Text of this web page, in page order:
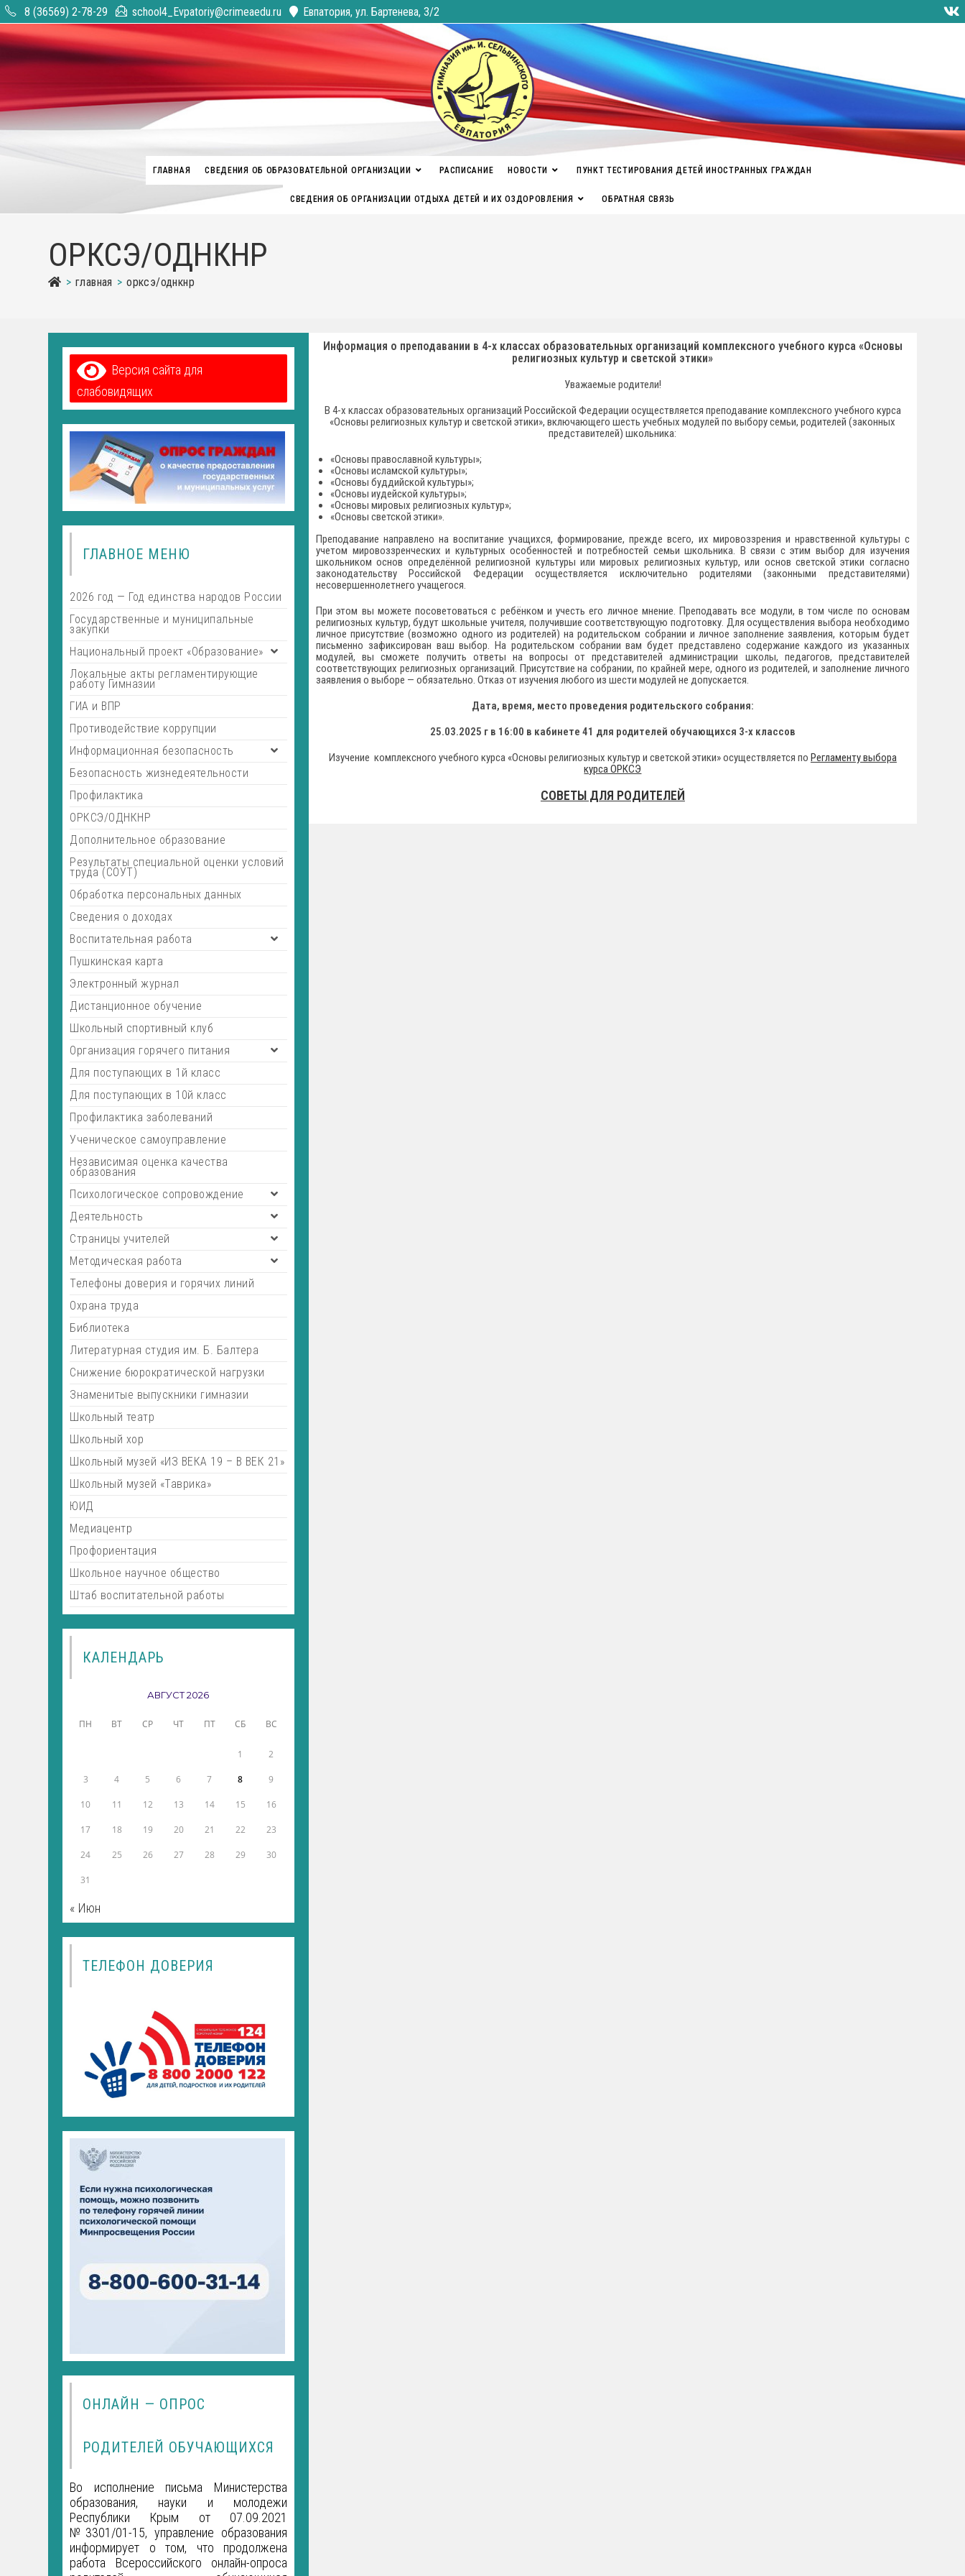
Перейти
содержимому
8 (36569) 2-78-29 school4_Evpatoriy@crimeaedu.ru Евпатория, ул. Бартенева, 3/2
ГЛАВНАЯ СВЕДЕНИЯ ОБ ОБРАЗОВАТЕЛЬНОЙ ОРГАНИЗАЦИИ РАСПИСАНИЕ НОВОСТИ ПУНКТ ТЕСТИРОВАНИЯ ДЕТЕЙ ИНОСТРАННЫХ ГРАЖДАН
СВЕДЕНИЯ ОБ ОРГАНИЗАЦИИ ОТДЫХА ДЕТЕЙ И ИХ ОЗДОРОВЛЕНИЯ ОБРАТНАЯ СВЯЗЬ
ОРКСЭ/ОДНКНР
> главная > орксэ/однкнр
Версия сайта для
слабовидящих
ГЛАВНОЕ МЕНЮ
2026 год — Год единства народов России
Государственные и муниципальные
закупки
Национальный проект «Образование»
Локальные акты регламентирующие
работу Гимназии
ГИА и ВПР
Противодействие коррупции
Информационная безопасность
Безопасность жизнедеятельности
Профилактика
ОРКСЭ/ОДНКНР
Дополнительное образование
Результаты специальной оценки условий
труда (СОУТ)
Обработка персональных данных
Сведения о доходах
Воспитательная работа
Пушкинская карта
Электронный журнал
Дистанционное обучение
Школьный спортивный клуб
Организация горячего питания
Для поступающих в 1й класс
Для поступающих в 10й класс
Профилактика заболеваний
Ученическое самоуправление
Независимая оценка качества
образования
Психологическое сопровождение
Деятельность
Страницы учителей
Методическая работа
Телефоны доверия и горячих линий
Охрана труда
Библиотека
Литературная студия им. Б. Балтера
Снижение бюрократической нагрузки
Знаменитые выпускники гимназии
Школьный театр
Школьный хор
Школьный музей «ИЗ ВЕКА 19 – В ВЕК 21»
Школьный музей «Таврика»
ЮИД
Медиацентр
Профориентация
Школьное научное общество
Штаб воспитательной работы
КАЛЕНДАРЬ
АВГУСТ 2026
ПН ВТ СР ЧТ ПТ СБ ВС
1 2
3 4 5 6 7 8 9
10 11 12 13 14 15 16
17 18 19 20 21 22 23
24 25 26 27 28 29 30
31
« Июн
ТЕЛЕФОН ДОВЕРИЯ
ОНЛАЙН — ОПРОС
РОДИТЕЛЕЙ ОБУЧАЮЩИХСЯ
Во исполнение письма Министерства
образования, науки и молодежи
Республики Крым от 07.09.2021
№3301/01-15, управление образования
информирует о том, что продолжена
работа Всероссийского онлайн-опроса
Информация о преподавании в 4-х классах образовательных организаций комплексного учебного курса «Основы
религиозных культур и светской этики»
Уважаемые родители!
В 4-х классах образовательных организаций Российской Федерации осуществляется преподавание комплексного учебного курса
«Основы религиозных культур и светской этики», включающего шесть учебных модулей по выбору семьи, родителей (законных
представителей) школьника:
«Основы православной культуры»;
«Основы исламской культуры»;
«Основы буддийской культуры»;
«Основы иудейской культуры»;
«Основы мировых религиозных культур»;
«Основы светской этики».
Преподавание направлено на воспитание учащихся, формирование, прежде всего, их мировоззрения и нравственной культуры с
учетом мировоззренческих и культурных особенностей и потребностей семьи школьника. В связи с этим выбор для изучения
школьником основ определённой религиозной культуры или мировых религиозных культур, или основ светской этики согласно
законодательству Российской Федерации осуществляется исключительно родителями (законными представителями)
несовершеннолетнего учащегося.
При этом вы можете посоветоваться с ребёнком и учесть его личное мнение. Преподавать все модули, в том числе по основам
религиозных культур, будут школьные учителя, получившие соответствующую подготовку. Для осуществления выбора необходимо
личное присутствие (возможно одного из родителей) на родительском собрании и личное заполнение заявления, которым будет
письменно зафиксирован ваш выбор. На родительском собрании вам будет представлено содержание каждого из указанных
модулей, вы сможете получить ответы на вопросы от представителей администрации школы, педагогов, представителей
соответствующих религиозных организаций. Присутствие на собрании, по крайней мере, одного из родителей, и заполнение личного
заявления о выборе — обязательно. Отказ от изучения любого из шести модулей не допускается.
Дата, время, место проведения родительского собрания:
25.03.2025 г в 16:00 в кабинете 41 для родителей обучающихся 3-х классов
Изучение комплексного учебного курса «Основы религиозных культур и светской этики» осуществляется по Регламенту выбора
курса ОРКСЭ
СОВЕТЫ ДЛЯ РОДИТЕЛЕЙ